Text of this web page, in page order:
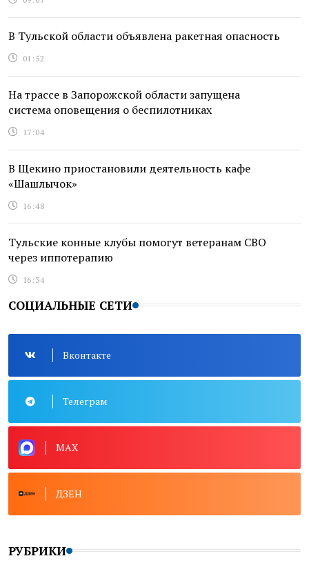
В Тульской области объявлена ракетная опасность
01:52
На трассе в Запорожской области запущена
система оповещения о беспилотниках
17:04
В Щекино приостановили деятельность кафе
«Шашлычок»
16:48
Тульские конные клубы помогут ветеранам СВО
через иппотерапию
16:34
СОЦИАЛЬНЫЕ СЕТИ
Вконтакте
Телеграм
MAX
ДЗЕН
РУБРИКИ